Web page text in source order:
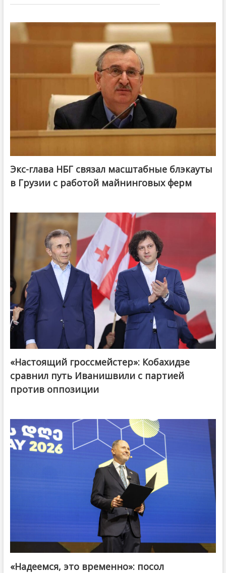
Экс-глава НБГ связал масштабные блэкауты
в Грузии с работой майнинговых ферм
@ქართული ოცნება / Georgian Dream
«Настоящий гроссмейстер»: Кобахидзе
сравнил путь Иванишвили с партией
против оппозиции
«Надеемся, это временно»: посол